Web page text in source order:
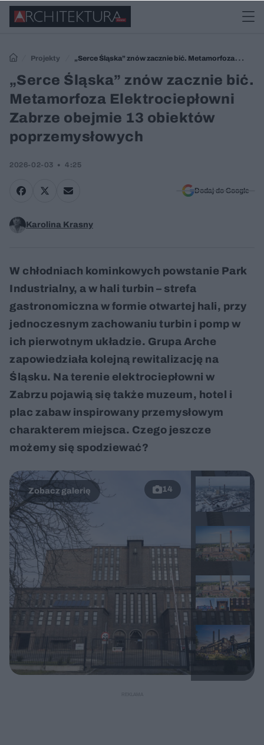
Projekty
„Serce Śląska” znów zacznie bić. Metamorfoza
Elektrociepłowni Zabrze obejmie 13 obiektów poprzemysłowych
„Serce Śląska” znów zacznie bić.
Metamorfoza Elektrociepłowni
Zabrze obejmie 13 obiektów
poprzemysłowych
2026-02-03 4:25
Dodaj do Google
Karolina Krasny
W chłodniach kominkowych powstanie Park
Industrialny, a w hali turbin – strefa
gastronomiczna w formie otwartej hali, przy
jednoczesnym zachowaniu turbin i pomp w
ich pierwotnym układzie. Grupa Arche
zapowiedziała kolejną rewitalizację na
Śląsku. Na terenie elektrociepłowni w
Zabrzu pojawią się także muzeum, hotel i
plac zabaw inspirowany przemysłowym
charakterem miejsca. Czego jeszcze
możemy się spodziewać?
14